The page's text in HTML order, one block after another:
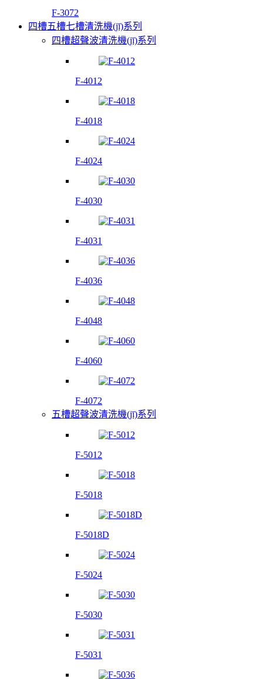
F-3072
四槽五槽七槽清洗機(jī)系列
四槽超聲波清洗機(jī)系列
F-4012
F-4018
F-4024
F-4030
F-4031
F-4036
F-4048
F-4060
F-4072
五槽超聲波清洗機(jī)系列
F-5012
F-5018
F-5018D
F-5024
F-5030
F-5031